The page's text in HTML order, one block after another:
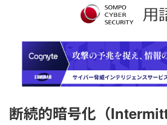
断続的暗号化（